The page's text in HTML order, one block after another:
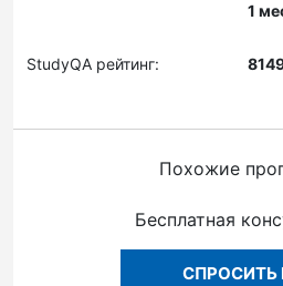
1
StudyQA рейтинг:
Похожие
Бесплатная
СПРОСИТЬ